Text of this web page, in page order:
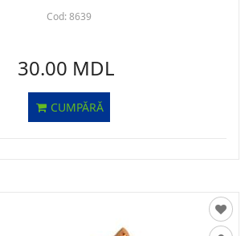
Cod:8639
30.00 MDL
CUMPĂRĂ